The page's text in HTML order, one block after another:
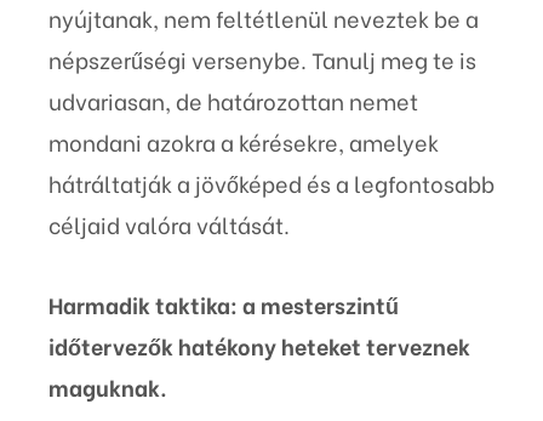
nyújtanak, nem feltétlenül neveztek be a
népszerűségi versenybe. Tanulj meg te is
udvariasan, de határozottan nemet
mondani azokra a kérésekre, amelyek
hátráltatják a jövőképed és a legfontosabb
céljaid valóra váltását.
Harmadik taktika: a mesterszintű
időtervezők hatékony heteket terveznek
maguknak.